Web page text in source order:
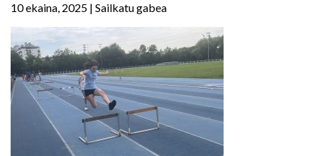
10 ekaina, 2025 | Sailkatu gabea